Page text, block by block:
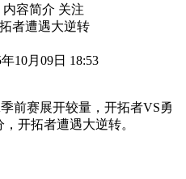
内容简介 关注
者遭遇大逆转
10月09日 18:53
前赛展开较量，开拓者VS勇
开拓者遭遇大逆转。